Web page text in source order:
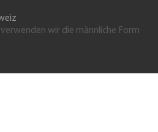
wir die männliche Form